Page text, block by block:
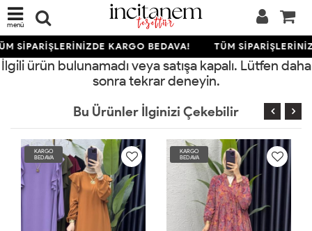
menü
SİPARİŞLERİNİZDE KARGO BEDAVA! TÜM
İlgili ürün bulunamadı veya satışa kapalı. Lütfen daha
sonra tekrar deneyin.
Bu Ürünler İlginizi Çekebilir
KARGO
BEDAVA
KARGO
BEDAVA